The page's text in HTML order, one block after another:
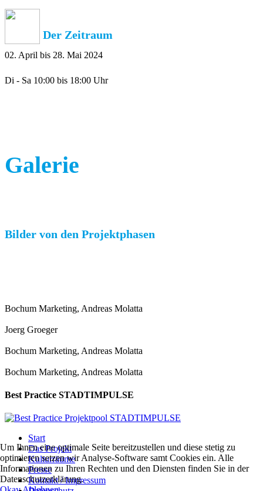
Der Zeitraum
02. April bis 28. Mai 2024
Di - Sa 10:00 bis 18:00 Uhr
Galerie
Bilder von den Projektphasen
Bochum Marketing, Andreas Molatta
Joerg Groeger
Bochum Marketing, Andreas Molatta
Bochum Marketing, Andreas Molatta
Best Practice STADTIMPULSE
Start
Das Projekt
Kulturräume
Presse
Kontakt / Impressum
Um Ihnen eine optimale Seite bereitzustellen und diese stetig zu
optimieren setzen wir Analyse-Software samt Cookies ein. Alle
Informationen zu Ihren Rechten und den Diensten finden Sie in der
Datenschutzerklärung.